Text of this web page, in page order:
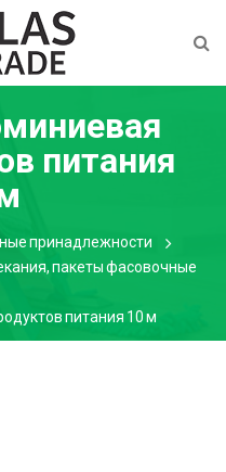
питания
принадлежности
пакеты фасовочные
питания 10 м